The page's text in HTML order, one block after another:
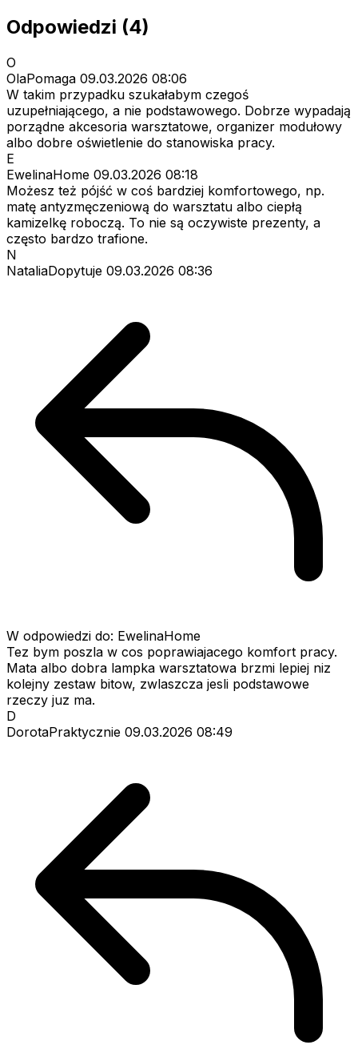
Odpowiedzi (4)
O
OlaPomaga 09.03.2026 08:06
W takim przypadku szukałabym czegoś
uzupełniającego, a nie podstawowego. Dobrze wypadają
porządne akcesoria warsztatowe, organizer modułowy
albo dobre oświetlenie do stanowiska pracy.
E
EwelinaHome 09.03.2026 08:18
Możesz też pójść w coś bardziej komfortowego, np.
matę antyzmęczeniową do warsztatu albo ciepłą
kamizelkę roboczą. To nie są oczywiste prezenty, a
często bardzo trafione.
N
NataliaDopytuje 09.03.2026 08:36
W odpowiedzi do: EwelinaHome
Tez bym poszla w cos poprawiajacego komfort pracy.
Mata albo dobra lampka warsztatowa brzmi lepiej niz
kolejny zestaw bitow, zwlaszcza jesli podstawowe
rzeczy juz ma.
D
DorotaPraktycznie 09.03.2026 08:49